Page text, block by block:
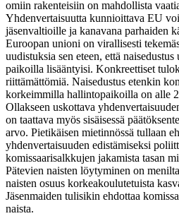
omiin rakenteisiin on mahdollista
Yhdenvertaisuutta kunnioittava EU
jäsenvaltioille ja kanavana parhaiden
Euroopan unioni on virallisesti
uudistuksia sen eteen, että
paikoilla lisääntyisi. Konkreettiset
riittämättömiä. Naisedustus etenkin
korkeimmilla hallintopaikoilla on alle
Ollakseen uskottava
on taattava myös sisäisessä
arvo. Pietikäisen mietinnössä tullaan
yhdenvertaisuuden edistämiseksi
komissaarisalkkujen jakamista tasan
Pätevien naisten löytyminen on
naisten osuus korkeakoulutetuista
Jäsenmaiden tulisikin ehdottaa
naista.